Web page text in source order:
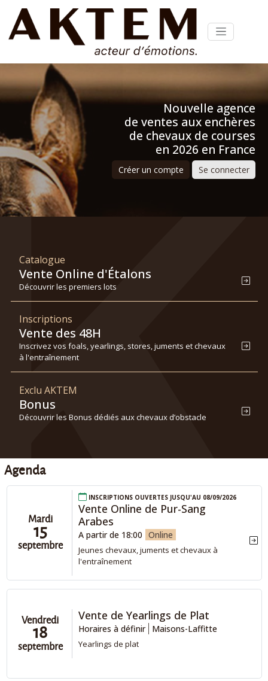
Nouvelle agence
de ventes aux enchères
de chevaux de courses
en 2026 en France
Créer un compte Se connecter
Catalogue
Vente Online d'Étalons
Découvrir les premiers lots
Inscriptions
Vente des 48H
Inscrivez vos foals, yearlings, stores, juments et chevaux
à l'entraînement
Exclu AKTEM
Bonus
Découvrir les Bonus dédiés aux chevaux d’obstacle
Agenda
Mardi
15
septembre
Inscriptions ouvertes jusqu'au 08/09/2026
Vente Online de Pur-Sang
Arabes
A partir de 18:00 Online
Jeunes chevaux, juments et chevaux à
l'entraînement
Vendredi
18
septembre
Vente de Yearlings de Plat
Horaires à définir Maisons-Laffitte
Yearlings de plat